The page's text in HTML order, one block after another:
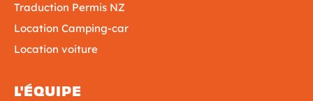
Traduction Permis NZ
Location Camping-car
Location voiture
L'ÉQUIPE